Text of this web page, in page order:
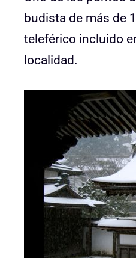
budista de más de
teleférico incluido
localidad.